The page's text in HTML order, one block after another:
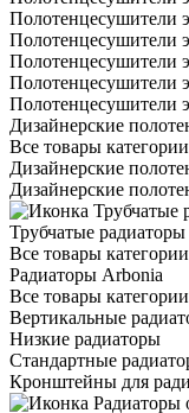
Полотенцесушители
Полотенцесушители
Полотенцесушители
Полотенцесушители
Полотенцесушители
Дизайнерские
Все товары категории
Дизайнерские
Дизайнерские
Трубчатые радиаторы
Все товары категории
Радиаторы Arbonia
Все товары категории
Вертикальные
Низкие радиаторы
Стандартные
Кронштейны для